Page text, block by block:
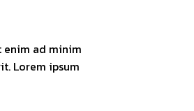
ad minim
Lorem ipsum